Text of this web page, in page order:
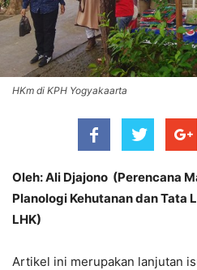
HKm di KPH Yogyakaarta
Oleh: Ali Djajono (Perencana
Planologi Kehutanan dan Tata
LHK)
Artikel ini merupakan lanjutan